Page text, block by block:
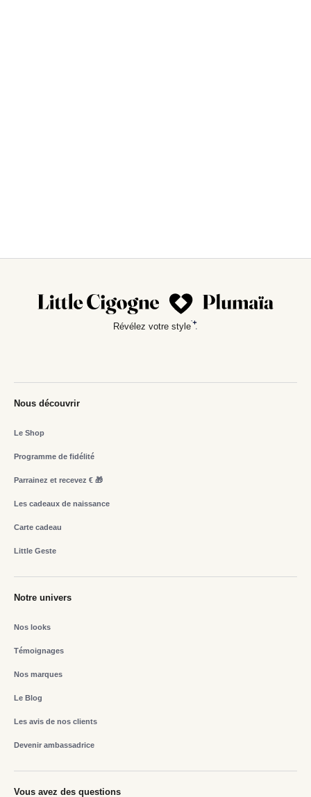
Révélez votre style
Nous découvrir
Le Shop
Programme de fidélité
Parrainez et recevez € 🎁
Les cadeaux de naissance
Carte cadeau
Little Geste
Notre univers
Nos looks
Témoignages
Nos marques
Le Blog
Les avis de nos clients
Devenir ambassadrice
Vous avez des questions